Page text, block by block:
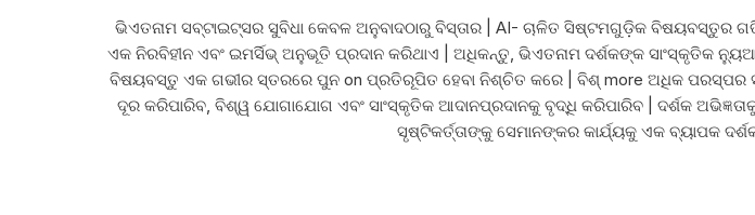
ଭିଏତନାମ ସବ୍ଟାଇଟ୍ସର ସୁବିଧା କେବଳ ଅନୁବାଦଠାରୁ ବିସ୍ତାର | AI- ଚାଳିତ ସିଷ୍ଟମଗୁଡ଼ିକ ବିଷୟବସ୍ତୁର
ଏକ ନିରବିହୀନ ଏବଂ ଇମର୍ସିଭ୍ ଅନୁଭୂତି ପ୍ରଦାନ କରିଥାଏ | ଅଧିକନ୍ତୁ, ଭିଏତନାମ ଦର୍ଶକଙ୍କ ସାଂସ୍କୃତିକ
ବିଷୟବସ୍ତୁ ଏକ ଗଭୀର ସ୍ତରରେ ପୁନ on ପ୍ରତିରୂପିତ ହେବା ନିଶ୍ଚିତ କରେ | ବିଶ୍ more ଅଧିକ ପରସ୍ପର
ଦୂର କରିପାରିବ, ବିଶ୍ୱ ଯୋଗାଯୋଗ ଏବଂ ସାଂସ୍କୃତିକ ଆଦାନପ୍ରଦାନକୁ ବୃଦ୍ଧି କରିପାରିବ | ଦର୍ଶକ
ସୃଷ୍ଟିକର୍ତ୍ତାଙ୍କୁ ସେମାନଙ୍କର କାର୍ଯ୍ୟକୁ ଏକ ବ୍ୟାପକ